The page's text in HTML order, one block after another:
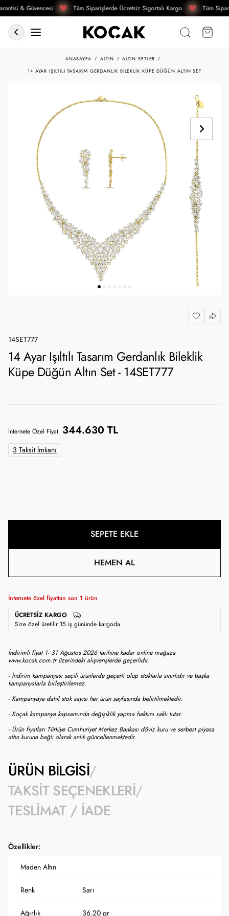
& Güvencesi Tüm Siparişlerde Ücretsiz Sigortalı Kargo Tüm
ANASAYFA ALTIN
ALTIN SETLER
14 AYAR IŞILTILI TASARIM GERDANLIK BILEKLIK KÜPE DÜĞÜN ALTIN SET
14SET777
14 Ayar Işıltılı Tasarım Gerdanlık Bileklik
Küpe Düğün Altın Set - 14SET777
İnternete Özel Fiyat 344.630 TL
3 Taksit İmkanı
SEPETE EKLE
HEMEN AL
İnternete özel fiyattan son 1 ürün
ÜCRETSIZ KARGO
Size özel üretilir 15 iş gününde kargoda
İndirimli fiyat 1- 31 Ağustos 2026 tarihine kadar online mağaza
www.kocak.com.tr üzerindeki alışverişlerde geçerlidir.
- İndirim kampanyası seçili ürünlerde geçerli olup stoklarla sınırlıdır ve başka
kampanyalarla birleştirilemez.
- Kampanyaya dahil stok sayısı her ürün sayfasında belirtilmektedir.
- Koçak kampanya kapsamında değişiklik yapma hakkını saklı tutar.
- Ürün fiyatları Türkiye Cumhuriyet Merkez Bankası döviz kuru ve serbest piyasa
altın kuruna bağlı olarak anlık güncellenmektedir.
ÜRÜN BILGISI
TAKSIT SEÇENEKLERI
TESLIMAT / İADE
Özellikler:
Maden Altın
Renk Sarı
Ağırlık 36.20 gr